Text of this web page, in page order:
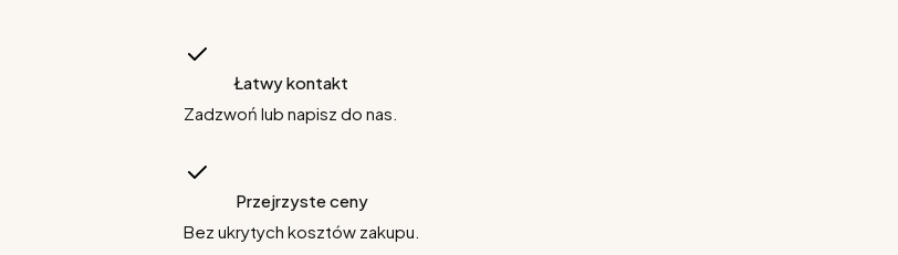
Łatwy kontakt
Zadzwoń lub napisz do nas.
Przejrzyste ceny
Bez ukrytych kosztów zakupu.